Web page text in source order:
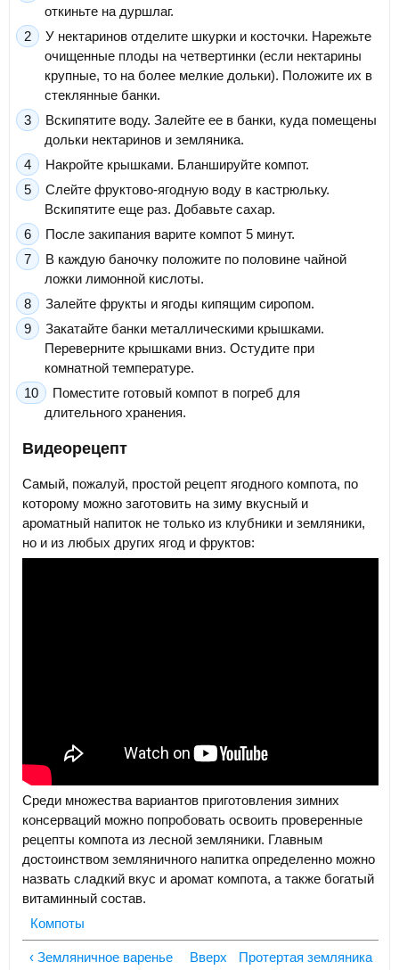
откиньте на дуршлаг.
У нектаринов отделите шкурки и косточки. Нарежьте
очищенные плоды на четвертинки (если нектарины
крупные, то на более мелкие дольки). Положите их в
стеклянные банки.
Вскипятите воду. Залейте ее в банки, куда помещены
дольки нектаринов и земляника.
Накройте крышками. Бланшируйте компот.
Слейте фруктово-ягодную воду в кастрюльку.
Вскипятите еще раз. Добавьте сахар.
После закипания варите компот 5 минут.
В каждую баночку положите по половине чайной
ложки лимонной кислоты.
Залейте фрукты и ягоды кипящим сиропом.
Закатайте банки металлическими крышками.
Переверните крышками вниз. Остудите при
комнатной температуре.
Поместите готовый компот в погреб для
длительного хранения.
Видеорецепт
Самый, пожалуй, простой рецепт ягодного компота, по
которому можно заготовить на зиму вкусный и
ароматный напиток не только из клубники и земляники,
но и из любых других ягод и фруктов:
Среди множества вариантов приготовления зимних
консерваций можно попробовать освоить проверенные
рецепты компота из лесной земляники. Главным
достоинством земляничного напитка определенно можно
назвать сладкий вкус и аромат компота, а также богатый
витаминный состав.
Компоты
‹ Земляничное варенье Вверх
Протертая земляника